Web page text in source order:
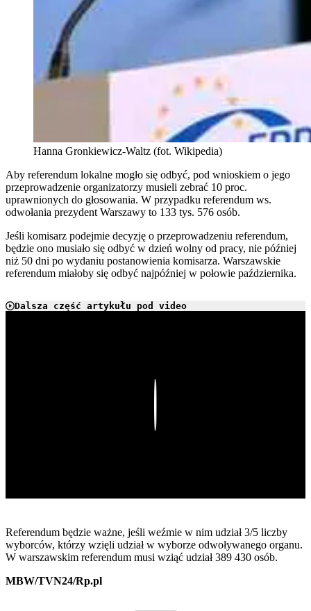
Hanna Gronkiewicz-Waltz (fot. Wikipedia)
Aby referendum lokalne mogło się odbyć, pod wnioskiem o jego
przeprowadzenie organizatorzy musieli zebrać 10 proc.
uprawnionych do głosowania. W przypadku referendum ws.
odwołania prezydent Warszawy to 133 tys. 576 osób.
Jeśli komisarz podejmie decyzję o przeprowadzeniu referendum,
będzie ono musiało się odbyć w dzień wolny od pracy, nie później
niż 50 dni po wydaniu postanowienia komisarza. Warszawskie
referendum miałoby się odbyć najpóźniej w połowie października.
Dalsza część artykułu pod video
Referendum będzie ważne, jeśli weźmie w nim udział 3/5 liczby
wyborców, którzy wzięli udział w wyborze odwoływanego organu.
W warszawskim referendum musi wziąć udział 389 430 osób.
MBW/TVN24/Rp.pl